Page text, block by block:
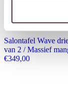
Salontafel Wave
van 2 / Massief
€349,00